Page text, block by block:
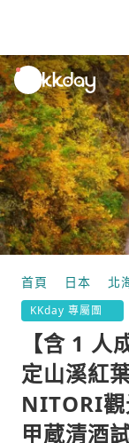
unread
notifications
首頁 日本 北
KKday 專屬團
【含 1 人
定山溪紅
NITORI觀
甲蔵清酒